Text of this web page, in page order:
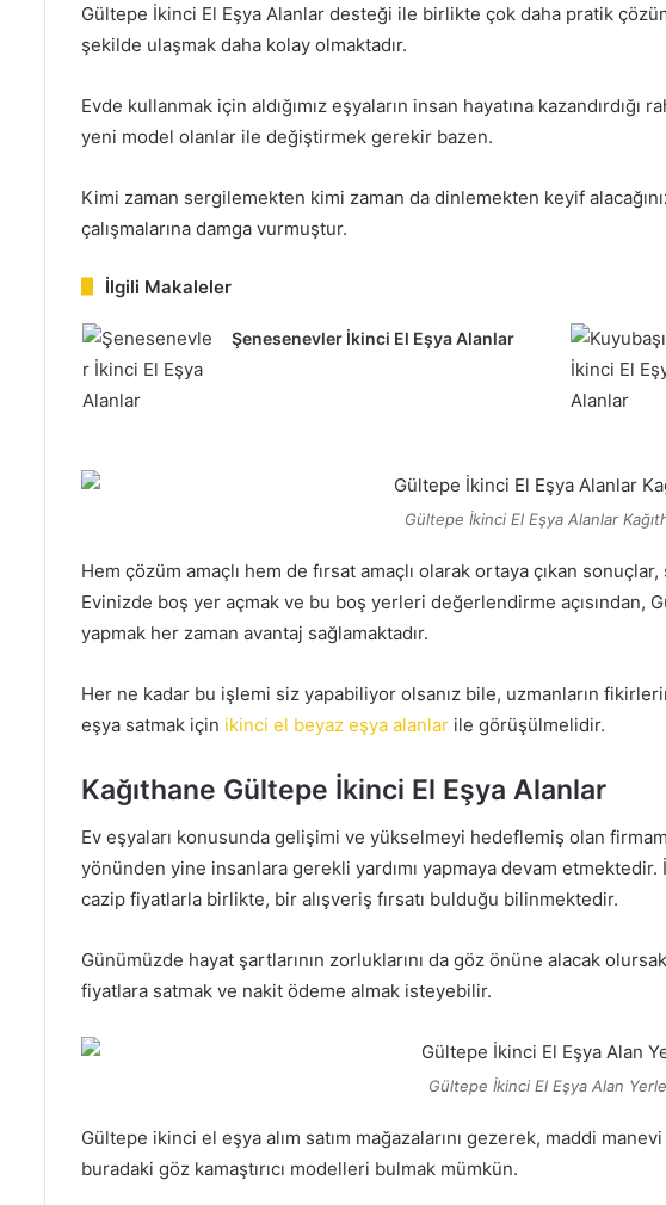
Gültepe İkinci El Eşya Alanlar desteği ile birlikte çok daha pratik
şekilde ulaşmak daha kolay olmaktadır.
Evde kullanmak için aldığımız eşyaların insan hayatına kazandırdığı
yeni model olanlar ile değiştirmek gerekir bazen.
Kimi zaman sergilemekten kimi zaman da dinlemekten keyif
çalışmalarına damga vurmuştur.
İlgili Makaleler
Şenesenevler İkinci El Eşya Alanlar
Gültepe İkinci El Eşya Alanlar
Hem çözüm amaçlı hem de fırsat amaçlı olarak ortaya çıkan
Evinizde boş yer açmak ve bu boş yerleri değerlendirme açısından,
yapmak her zaman avantaj sağlamaktadır.
Her ne kadar bu işlemi siz yapabiliyor olsanız bile, uzmanların
eşya satmak için ikinci el beyaz eşya alanlar ile görüşülmelidir.
Kağıthane Gültepe İkinci El Eşya Alanlar
Ev eşyaları konusunda gelişimi ve yükselmeyi hedeflemiş olan
yönünden yine insanlara gerekli yardımı yapmaya devam
cazip fiyatlarla birlikte, bir alışveriş fırsatı bulduğu bilinmektedir.
Günümüzde hayat şartlarının zorluklarını da göz önüne alacak
fiyatlara satmak ve nakit ödeme almak isteyebilir.
Gültepe İkinci El Eşya Alan
Gültepe ikinci el eşya alım satım mağazalarını gezerek, maddi
buradaki göz kamaştırıcı modelleri bulmak mümkün.